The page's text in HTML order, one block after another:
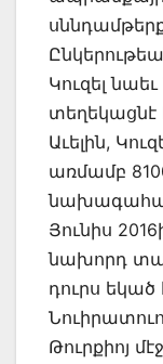
սննդամթերք
Կուզել
տեղեկացնէ
Աւելին,
առմամբ
Յունիս
նախորդ
դուրս եկած
Թուրքիոյ